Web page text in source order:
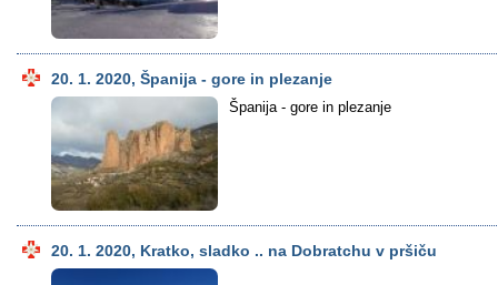
20. 1. 2020, Španija - gore in plezanje
Španija - gore in plezanje
20. 1. 2020, Kratko, sladko .. na Dobratchu v pršiču